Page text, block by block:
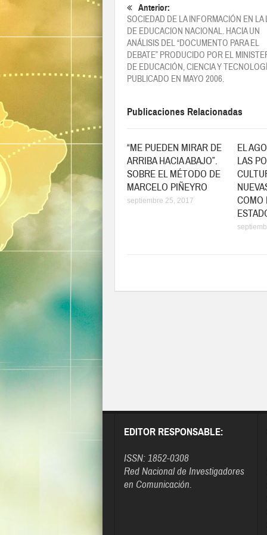
Anterior:
SOCIEDAD DE LA INFORMACIÓN EN LA
DE EDUCACION NACIONAL. HACIA UN
ANÁLISIS DEL “DOCUMENTO PARA EL
DEBATE” PRODUCIDO POR EL
DE EDUCACIÓN, CIENCIA Y
PUBLICADO EN MAYO 2006.
Publicaciones Relacionadas
“ME PUEDEN MIRAR DE
ARRIBA HACIA ABAJO”.
SOBRE EL MÉTODO DE
MARCELO PIÑEYRO
septiembre 25, 2017
EL
LAS
COMO
EDITOR RESPONSABLE:
ISSN: 1852-0308
Red Nacional de Investigadores
en Comunicación.